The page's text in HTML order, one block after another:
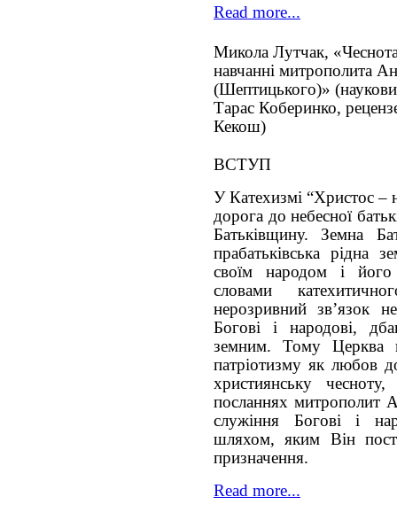
Read more...
Микола Лутчак,
навчанні митрополита
(Шептицького)»
Тарас Коберинко,
Кекош)
ВСТУП
У Катехизмі “Христос –
дорога до небесної
Батьківщину. Земна
прабатьківська рідна
своїм народом і
словами
нерозривний зв’язок
Богові і народові,
земним. Тому Церква
патріотизму як любов
християнську
посланнях митрополит
служіння Богові і
шляхом, яким Він
призначення.
Read more...